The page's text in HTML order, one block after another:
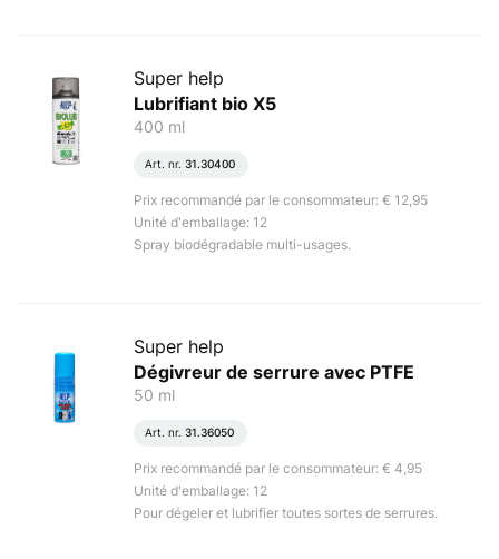
Super help
Lubrifiant bio X5
400 ml
Art. nr. 31.30400
Prix recommandé par le consommateur: € 12,95
Unité d'emballage: 12
Spray biodégradable multi-usages.
Super help
Dégivreur de serrure avec PTFE
50 ml
Art. nr. 31.36050
Prix recommandé par le consommateur: € 4,95
Unité d'emballage: 12
Pour dégeler et lubrifier toutes sortes de serrures.